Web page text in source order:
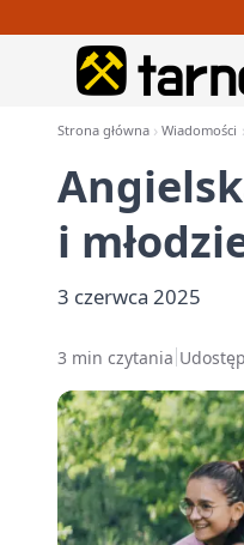
Strona główna Wiadomości
i
3 czerwca 2025
3 min czytania